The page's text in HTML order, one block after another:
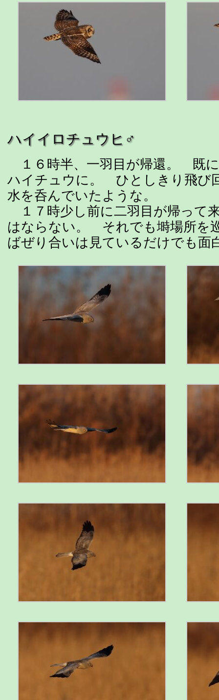
ハイイロチュウヒ♂
１６時半、一羽目が帰還。 既
ハイチュウに。 ひとしきり飛び
水を呑んでいたような。
１７時少し前に二羽目が帰って
はならない。 それでも塒場所を
ばぜり合いは見ているだけでも面